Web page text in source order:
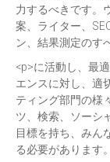
力するべきです。
案、ライター、
ン、結果測定のす
<p>に活動し、最
エンスに対し、適
ティング部門の様
ツ、検索、ソーシ
目標を持ち、みん
る必要があります